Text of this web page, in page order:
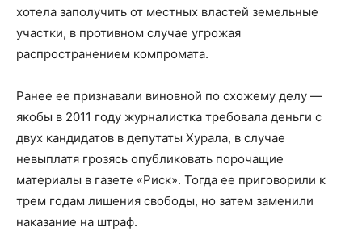
хотела заполучить от местных властей земельные
участки, в противном случае угрожая
распространением компромата.
Ранее ее признавали виновной по схожему делу —
якобы в 2011 году журналистка требовала деньги с
двух кандидатов в депутаты Хурала, в случае
невыплатя грозясь опубликовать порочащие
материалы в газете «Риск». Тогда ее приговорили к
трем годам лишения свободы, но затем заменили
наказание на штраф.